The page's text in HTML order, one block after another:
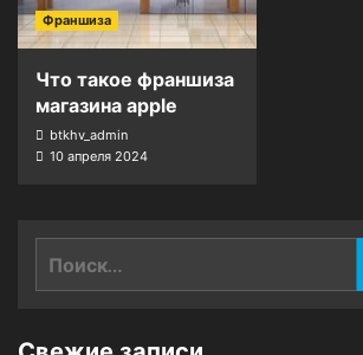
Франшиза
Что такое франшиза
магазина apple
btkhv_admin
10 апреля 2024